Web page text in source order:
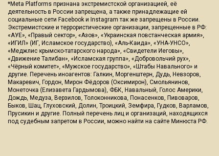
*Meta Platforms признана экстремистской организацией, её
деятельность в России запрещена, а также принадлежащие ей
социальные сети Facebook и Instagram так же запрещены в России.
Экстремистские и террористические организации, запрещенные в РФ:
«АУЕ», «Правый сектор», «Азов», «Украинская повстанческая армия»,
«ИГИЛ» (ИГ, Исламское государство), «Аль-Каида», «УНА-УНСО»,
«Меджлис крымско-татарского народа», «Свидетели Иеговы»,
«Движение Талибан», «Исламская группа», «Добровольчий рух»,
«Чёрный комитет», «Мужское государство», «Штабы Навального» и
другие. Перечень иноагентов: Галкин, Моргенштерн, Дудь, Невзоров,
Макаревич, Гордон, Мирон Фёдоров (Оксимирон), Смольянинов,
Монеточка (Елизавета Гардымова), ФБК, Навальный, Голос Америки,
Дождь, Медуза, Верзилов, Толоконникова, Понасенков, Пивоваров,
Быков, Шац, Глуховский, Долин, Троицкий, Земфира, Гудков, Варламов,
Прусикин и другие. Полный перечень лиц и организаций, находящихся
под судебным запретом в России, можно найти на сайте Минюста РФ.